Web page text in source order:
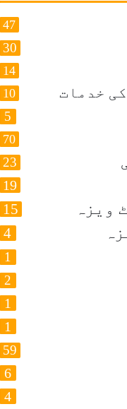
47
30
14
خدمات 10
5
70
23
19
ویزہ 15
4
1
2
1
1
59
6
4